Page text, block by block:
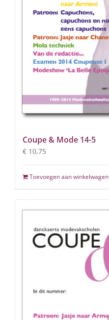
Coupe & Mode 14-5
€ 10,75
Toevoegen aan winkelwagen